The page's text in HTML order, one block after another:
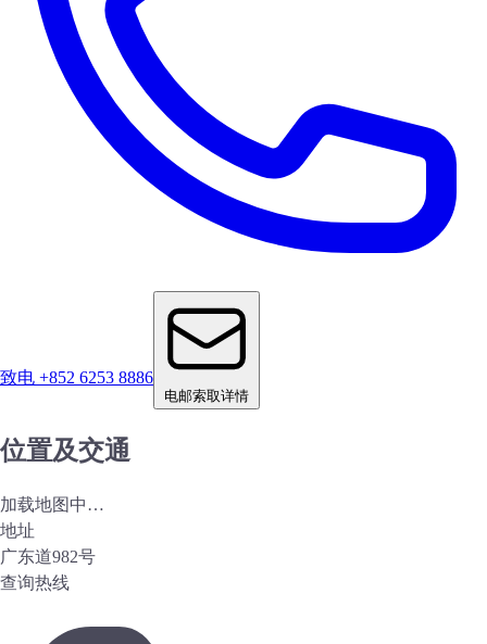
致电 +852 6253 8886
电邮索取详情
位置及交通
加载地图中…
地址
广东道982号
查询热线